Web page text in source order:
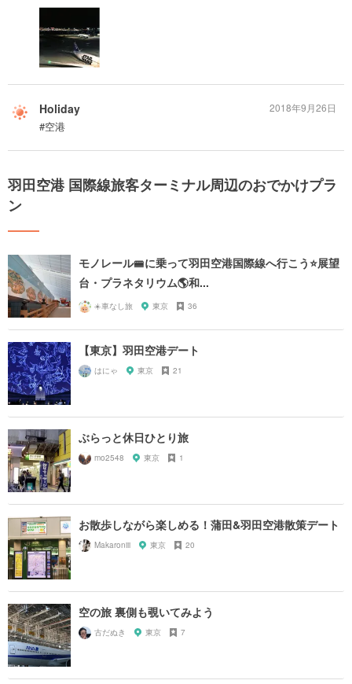
Holiday
#空港
2018年9月26日
羽田空港 国際線旅客ターミナル周辺のおでかけプラ
ン
モノレール🚝に乗って羽田空港国際線へ行こう⭐️展望
台・プラネタリウム🌎和...
☀️車なし旅 東京 36
【東京】羽田空港デート
はにゃ 東京 21
ぶらっと休日ひとり旅
mo2548 東京 1
お散歩しながら楽しめる！蒲田&羽田空港散策デート
Makaroniii 東京 20
空の旅 裏側も覗いてみよう
古だぬき 東京 7